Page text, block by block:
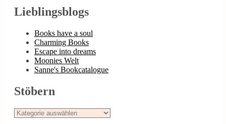
Lieblingsblogs
Books have a soul
Charming Books
Escape into dreams
Moonies Welt
Sanne's Bookcatalogue
Stöbern
Stöbern